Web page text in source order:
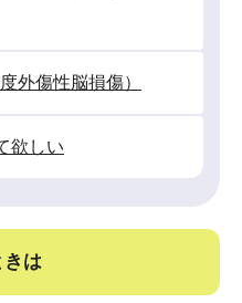
外傷性脳損傷）
欲しい
きは